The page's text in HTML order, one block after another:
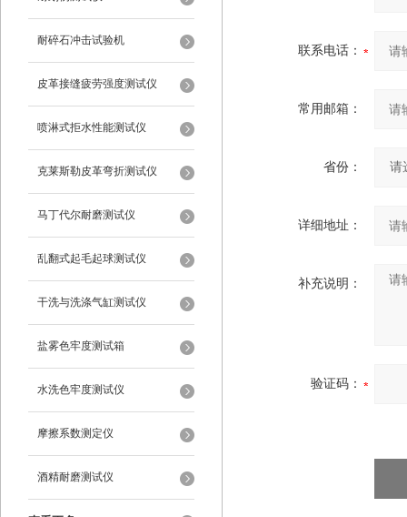
耐碎石冲击试验机
皮革接缝疲劳强度测试仪
喷淋式拒水性能测试仪
克莱斯勒皮革弯折测试仪
马丁代尔耐磨测试仪
乱翻式起毛起球测试仪
干洗与洗涤气缸测试仪
盐雾色牢度测试箱
水洗色牢度测试仪
摩擦系数测定仪
酒精耐磨测试仪
联系电话：
常用邮箱：
省份：
详细地址：
补充说明：
验证码：